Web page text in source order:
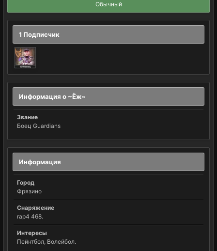
Обычный
1 Подписчик
Информация о ~Ёж~
Звание
Боец Guardians
Информация
Город
Фрязино
Снаряжение
rap4 468.
Интересы
Пейнтбол, Волейбол.